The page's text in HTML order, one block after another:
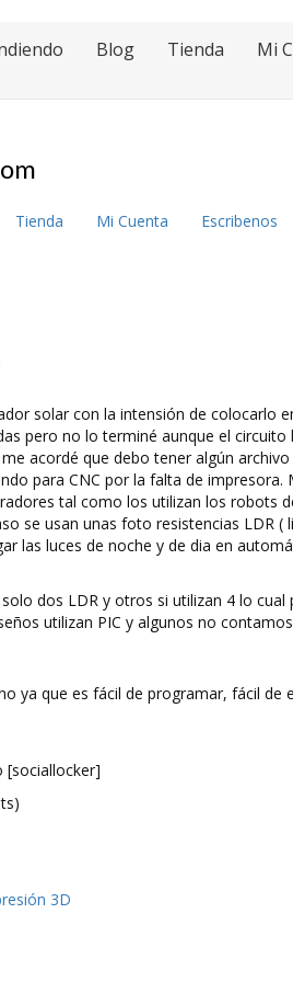
Blog Tienda Mi
Tienda Mi Cuenta
Escribenos
solar con la intensión de colocarlo
pero no lo terminé aunque el
acordé que debo tener algún
para CNC por la falta de
tal como los utilizan los robots
se usan unas foto resistencias LDR (
las luces de noche y de dia en
dos LDR y otros si utilizan 4 lo
utilizan PIC y algunos no
ya que es fácil de programar, fácil
[sociallocker]
3D